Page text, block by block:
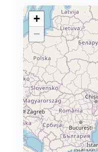
+
−